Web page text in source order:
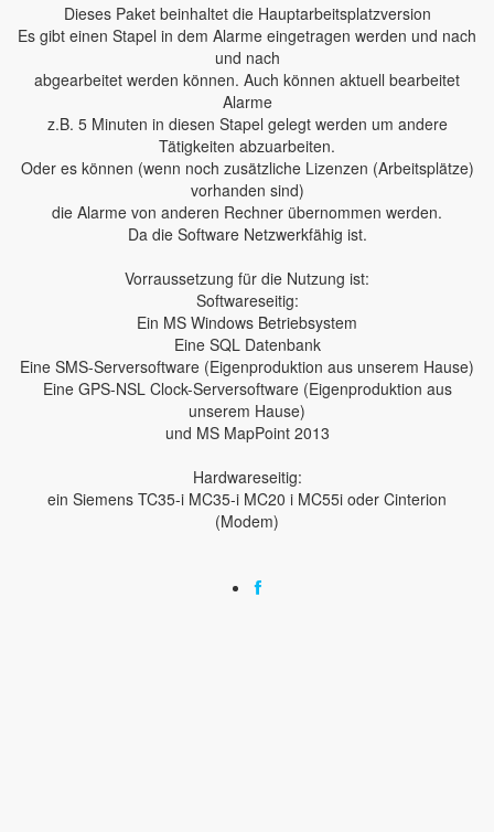
Dieses Paket beinhaltet die Hauptarbeitsplatzversion
Es gibt einen Stapel in dem Alarme eingetragen werden und nach
und nach
abgearbeitet werden können. Auch können aktuell bearbeitet
Alarme
z.B. 5 Minuten in diesen Stapel gelegt werden um andere
Tätigkeiten abzuarbeiten.
Oder es können (wenn noch zusätzliche Lizenzen (Arbeitsplätze)
vorhanden sind)
die Alarme von anderen Rechner übernommen werden.
Da die Software Netzwerkfähig ist.
Vorraussetzung für die Nutzung ist:
Softwareseitig:
Ein MS Windows Betriebsystem
Eine SQL Datenbank
Eine SMS-Serversoftware (Eigenproduktion aus unserem Hause)
Eine GPS-NSL Clock-Serversoftware (Eigenproduktion aus
unserem Hause)
und MS MapPoint 2013
Hardwareseitig:
ein Siemens TC35-i MC35-i MC20 i MC55i oder Cinterion
(Modem)